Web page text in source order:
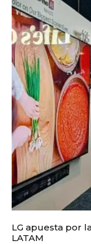
LG apuesta por
LATAM